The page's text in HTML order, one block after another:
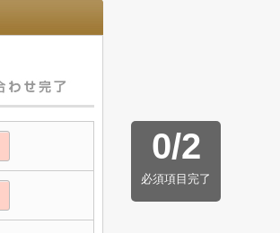
0/2
必須項目完了